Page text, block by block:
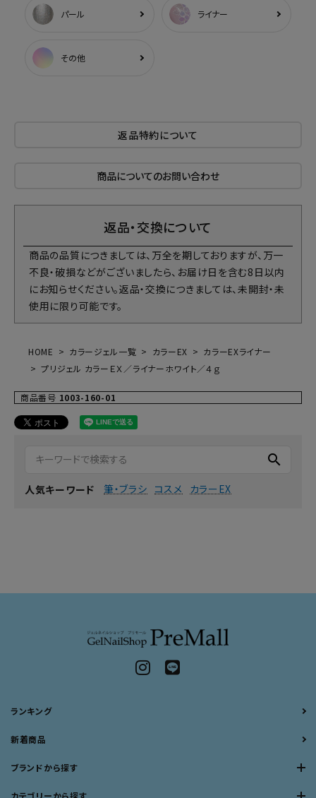
パール ライナー
その他
返品特約について
商品についてのお問い合わせ
返品・交換について
商品の品質につきましては、万全を期しておりますが、万一
不良・破損などがございましたら、お届け日を含む8日以内
にお知らせください。返品・交換につきましては、未開封・未
使用に限り可能です。
HOME カラージェル一覧 カラーEX
カラーEXライナー
プリジェル カラーＥＸ／ライナーホワイト／４ｇ
商品番号 1003-160-01
search
人気キーワード 筆・ブラシ コスメ カラーEX
ランキング
新着商品
ブランドから探す
カテゴリーから探す